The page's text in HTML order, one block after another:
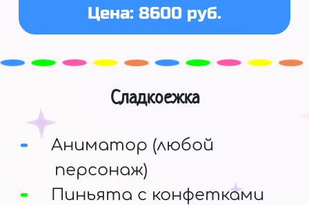
Цена: 8600 руб.
Сладкоежка
Аниматор (любой
персонаж)
Пиньята с конфетками